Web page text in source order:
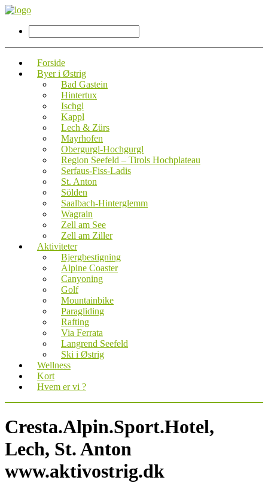
Forside
Byer i Østrig
Bad Gastein
Hintertux
Ischgl
Kappl
Lech & Zürs
Mayrhofen
Obergurgl-Hochgurgl
Region Seefeld – Tirols Hochplateau
Serfaus-Fiss-Ladis
St. Anton
Sölden
Saalbach-Hinterglemm
Wagrain
Zell am See
Zell am Ziller
Aktiviteter
Bjergbestigning
Alpine Coaster
Canyoning
Golf
Mountainbike
Paragliding
Rafting
Via Ferrata
Langrend Seefeld
Ski i Østrig
Wellness
Kort
Hvem er vi ?
Cres­ta.Al­pin.Sport.Ho­tel,
Lech, St. Anton
www.aktivostrig.dk